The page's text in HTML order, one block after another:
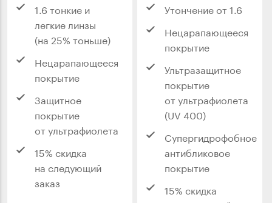
1.6 тонкие и
легкие линзы
(на 25% тоньше)
Нецарапающееся
покрытие
Защитное
покрытие
от ультрафиолета
15% скидка
на следующий
заказ
Утончение от 1.6
Нецарапающееся
покрытие
Ультразащитное
покрытие
от ультрафиолета
(UV 400)
Супергидрофобное
антибликовое
покрытие
15% скидка